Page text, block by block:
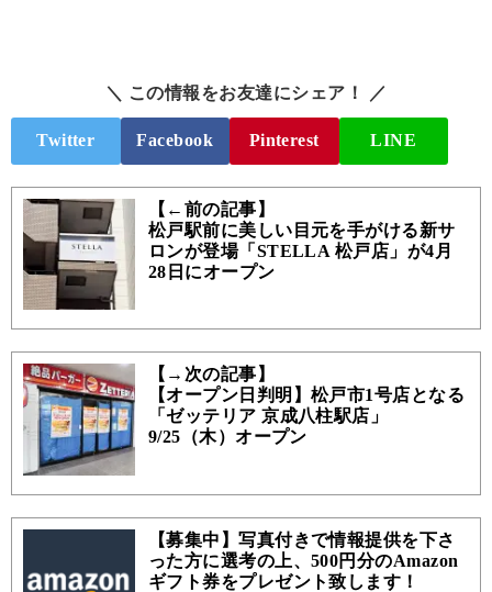
＼ この情報をお友達にシェア！ ／
Twitter Facebook Pinterest LINE
【←前の記事】
松戸駅前に美しい目元を手がける新サ
ロンが登場「STELLA 松戸店」が4月
28日にオープン
【→次の記事】
【オープン日判明】松戸市1号店となる
「ゼッテリア 京成八柱駅店」
9/25（木）オープン
【募集中】写真付きで情報提供を下さ
った方に選考の上、500円分のAmazon
ギフト券をプレゼント致します！